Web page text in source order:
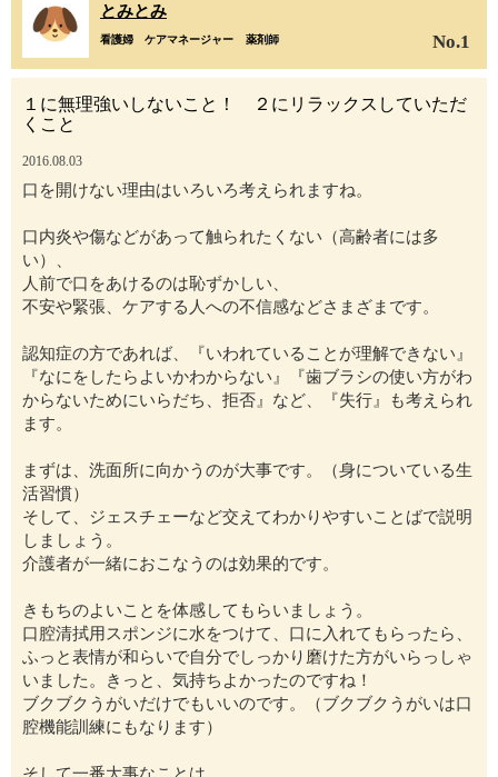
とみとみ
看護婦 ケアマネージャー 薬剤師 No.1
１に無理強いしないこと！ ２にリラックスしていただ
くこと
2016.08.03
口を開けない理由はいろいろ考えられますね。
口内炎や傷などがあって触られたくない（高齢者には多
い）、
人前で口をあけるのは恥ずかしい、
不安や緊張、ケアする人への不信感などさまざまです。
認知症の方であれば、『いわれていることが理解できない』
『なにをしたらよいかわからない』『歯ブラシの使い方がわ
からないためにいらだち、拒否』など、『失行』も考えられ
ます。
まずは、洗面所に向かうのが大事です。（身についている生
活習慣）
そして、ジェスチェーなど交えてわかりやすいことばで説明
しましょう。
介護者が一緒におこなうのは効果的です。
きもちのよいことを体感してもらいましょう。
口腔清拭用スポンジに水をつけて、口に入れてもらったら、
ふっと表情が和らいで自分でしっかり磨けた方がいらっしゃ
いました。きっと、気持ちよかったのですね！
ブクブクうがいだけでもいいのです。（ブクブクうがいは口
腔機能訓練にもなります）
そして一番大事なことは、